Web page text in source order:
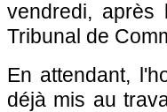
vendredi, après
Tribunal de
En attendant,
déjà mis au